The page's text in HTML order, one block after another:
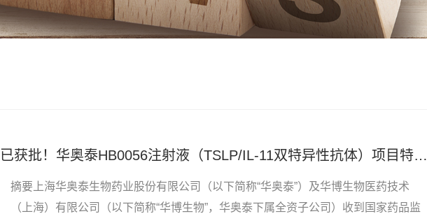
已获批！华奥泰HB0056注射液（TSLP/IL-11双特异性抗体）项目特应性皮炎适应症获得药物临床试验许可
摘要上海华奥泰生物药业股份有限公司（以下简称“华奥泰”）及华博生物医药技术
（上海）有限公司（以下简称“华博生物”，华奥泰下属全资子公司）收到国家药品监